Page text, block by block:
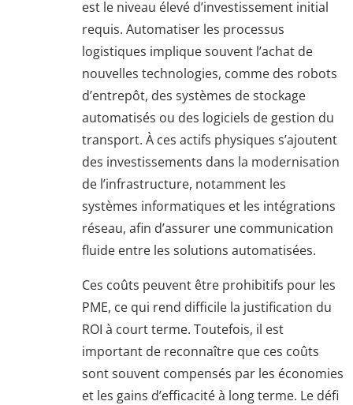
est le niveau élevé d’investissement initial
requis. Automatiser les processus
logistiques implique souvent l’achat de
nouvelles technologies, comme des robots
d’entrepôt, des systèmes de stockage
automatisés ou des logiciels de gestion du
transport. À ces actifs physiques s’ajoutent
des investissements dans la modernisation
de l’infrastructure, notamment les
systèmes informatiques et les intégrations
réseau, afin d’assurer une communication
fluide entre les solutions automatisées.
Ces coûts peuvent être prohibitifs pour les
PME, ce qui rend difficile la justification du
ROI à court terme. Toutefois, il est
important de reconnaître que ces coûts
sont souvent compensés par les économies
et les gains d’efficacité à long terme. Le défi